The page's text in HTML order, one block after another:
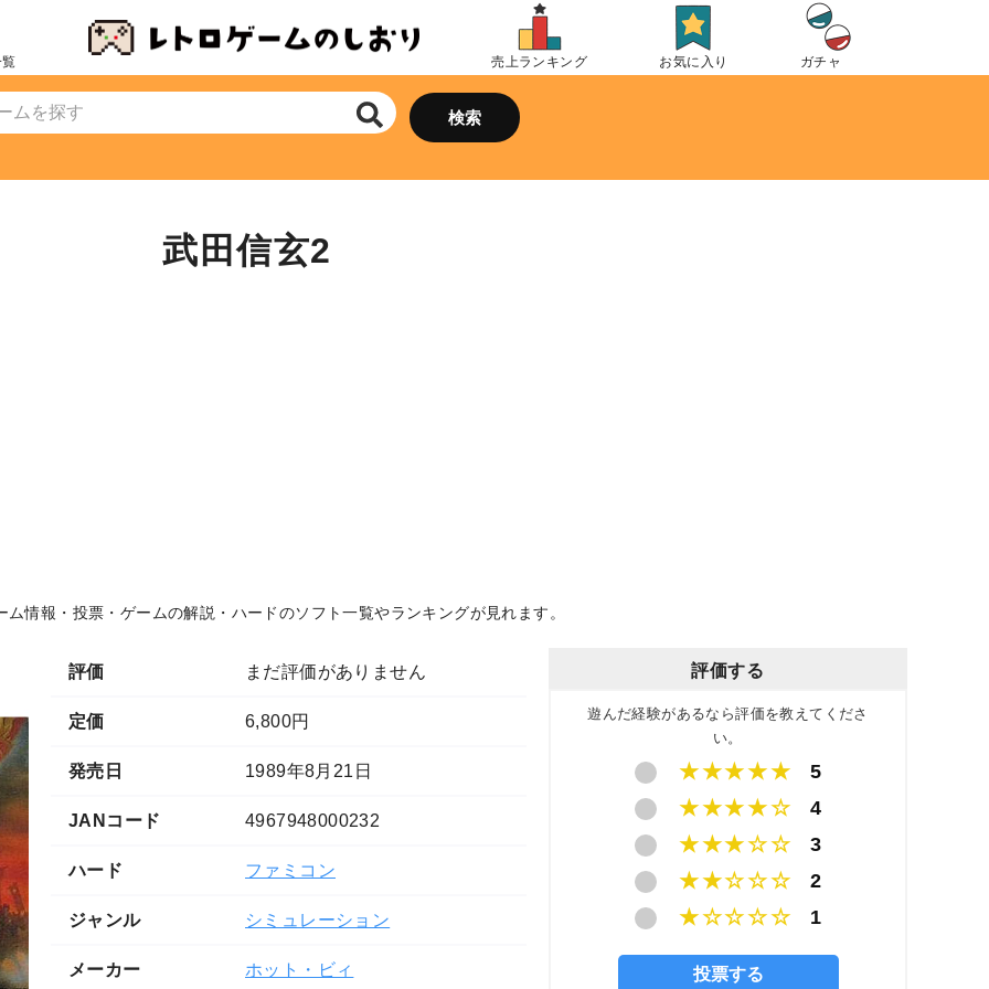
売上ランキング お気に入り ガチャ
武田信玄2
ム情報・投票・ゲームの解説・ハードのソフト一覧やランキングが見れます。
評価 まだ評価がありません
定価 6,800円
発売日 1989年8月21日
JANコード 4967948000232
ハード ファミコン
ジャンル シミュレーション
メーカー ホット・ビィ
評価する
遊んだ経験があるなら評価を教えてくださ
い。
★★★★★
5
★★★★☆
4
★★★☆☆
3
★★☆☆☆
2
★☆☆☆☆
1